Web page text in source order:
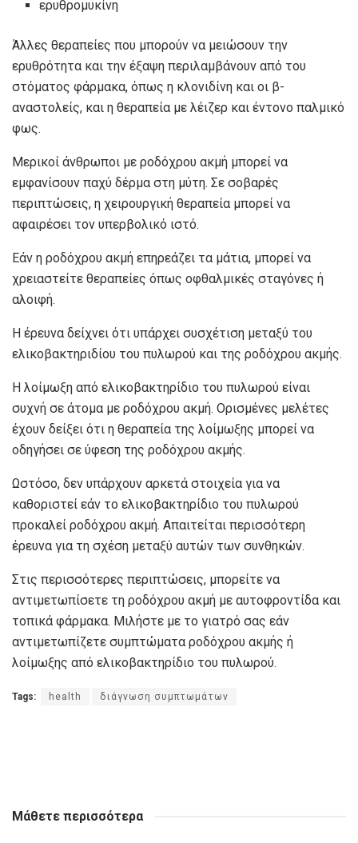
ερυθρομυκίνη
Άλλες θεραπείες που μπορούν να μειώσουν την
ερυθρότητα και την έξαψη περιλαμβάνουν από του
στόματος φάρμακα, όπως η κλονιδίνη και οι β-
αναστολείς, και η θεραπεία με λέιζερ και έντονο παλμικό
φως.
Μερικοί άνθρωποι με ροδόχρου ακμή μπορεί να
εμφανίσουν παχύ δέρμα στη μύτη. Σε σοβαρές
περιπτώσεις, η χειρουργική θεραπεία μπορεί να
αφαιρέσει τον υπερβολικό ιστό.
Εάν η ροδόχρου ακμή επηρεάζει τα μάτια, μπορεί να
χρειαστείτε θεραπείες όπως οφθαλμικές σταγόνες ή
αλοιφή.
Η έρευνα δείχνει ότι υπάρχει συσχέτιση μεταξύ του
ελικοβακτηριδίου του πυλωρού και της ροδόχρου ακμής.
Η λοίμωξη από ελικοβακτηρίδιο του πυλωρού είναι
συχνή σε άτομα με ροδόχρου ακμή. Ορισμένες μελέτες
έχουν δείξει ότι η θεραπεία της λοίμωξης μπορεί να
οδηγήσει σε ύφεση της ροδόχρου ακμής.
Ωστόσο, δεν υπάρχουν αρκετά στοιχεία για να
καθοριστεί εάν το ελικοβακτηρίδιο του πυλωρού
προκαλεί ροδόχρου ακμή. Απαιτείται περισσότερη
έρευνα για τη σχέση μεταξύ αυτών των συνθηκών.
Στις περισσότερες περιπτώσεις, μπορείτε να
αντιμετωπίσετε τη ροδόχρου ακμή με αυτοφροντίδα και
τοπικά φάρμακα. Μιλήστε με το γιατρό σας εάν
αντιμετωπίζετε συμπτώματα ροδόχρου ακμής ή
λοίμωξης από ελικοβακτηρίδιο του πυλωρού.
Tags: health διάγνωση συμπτωμάτων
Μάθετε περισσότερα